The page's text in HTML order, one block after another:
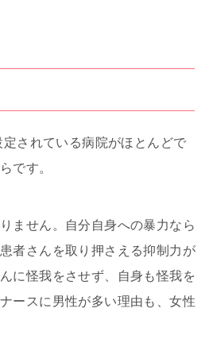
されている病院がほとんどで
です。
ません。自分自身への暴力なら
者さんを取り押さえる抑制力が
に怪我をさせず、自身も怪我を
ースに男性が多い理由も、女性